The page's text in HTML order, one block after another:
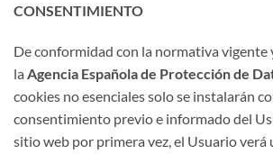
CONSENTIMIENTO
De conformidad con la normativa vigente
la Agencia Española de Protección de
cookies no esenciales solo se instalarán
consentimiento previo e informado del
sitio web por primera vez, el Usuario verá